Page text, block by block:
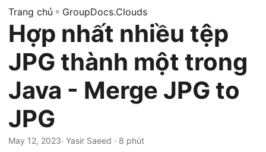
e
n
v
g
a
t
i
Trang chủ » GroupDocs.Clouds
Hợp nhất nhiều tệp
JPG thành một trong
Java - Merge JPG to
JPG
May 12, 2023· Yasir Saeed · 8 phút